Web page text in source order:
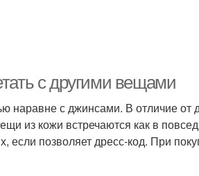
с другими вещами
наравне с джинсами. В отличие от
из кожи встречаются как в
если позволяет дресс-код. При